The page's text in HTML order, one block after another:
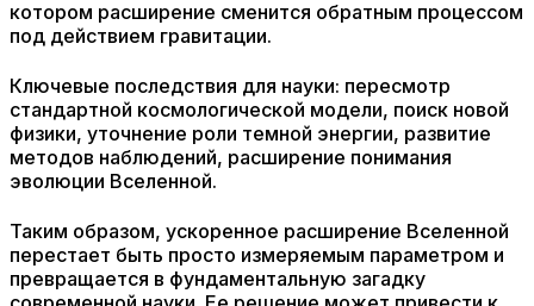
котором расширение сменится обратным процессом
под действием гравитации.
Ключевые последствия для науки: пересмотр
стандартной космологической модели, поиск новой
физики, уточнение роли темной энергии, развитие
методов наблюдений, расширение понимания
эволюции Вселенной.
Таким образом, ускоренное расширение Вселенной
перестает быть просто измеряемым параметром и
превращается в фундаментальную загадку